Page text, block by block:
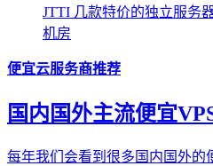
JTTI 几款特价的独立服务
机房
便宜云服务商推荐
国内国外主流便宜
每年我们会看到很多国内国外的